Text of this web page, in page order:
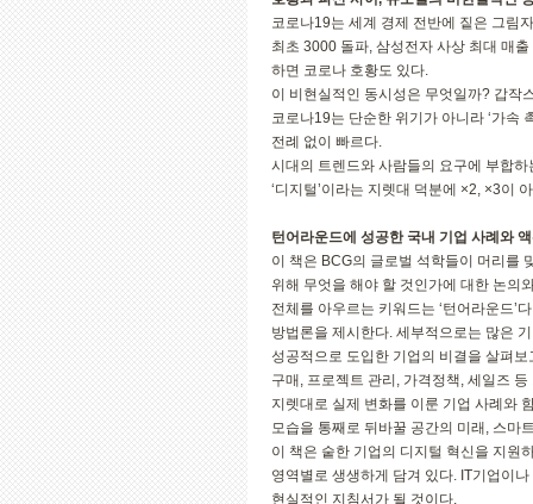
코로나19는 세계 경제 전반에 짙은 그림
최초 3000 돌파, 삼성전자 사상 최대 매
하면 코로나 호황도 있다.
이 비현실적인 동시성은 무엇일까? 갑작
코로나19는 단순한 위기가 아니라 ‘가속
전례 없이 빠르다.
시대의 트렌드와 사람들의 요구에 부합
‘디지털’이라는 지렛대 덕분에 ×2, ×3이
턴어라운드에 성공한 국내 기업 사례와
이 책은 BCG의 글로벌 석학들이 머리를
위해 무엇을 해야 할 것인가에 대한 논의
전체를 아우르는 키워드는 ‘턴어라운드’
방법론을 제시한다. 세부적으로는 많은
성공적으로 도입한 기업의 비결을 살펴
구매, 프로젝트 관리, 가격정책, 세일즈
지렛대로 실제 변화를 이룬 기업 사례와
모습을 통째로 뒤바꿀 공간의 미래, 스마
이 책은 숱한 기업의 디지털 혁신을 지원
영역별로 생생하게 담겨 있다. IT기업이
현실적인 지침서가 될 것이다.